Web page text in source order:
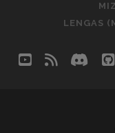
LENGAS
youtube
rss